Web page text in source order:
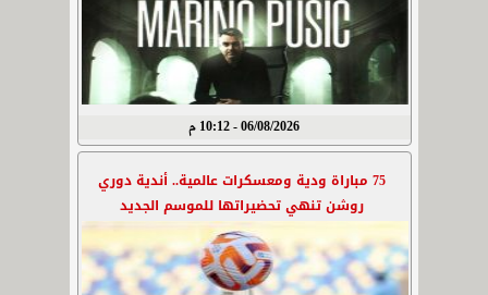
06/08/2026 - 10:12 م
75 مباراة ودية ومعسكرات عالمية.. أندية دوري
روشن تنهي تحضيراتها للموسم الجديد